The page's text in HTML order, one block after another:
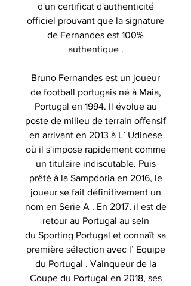
d'un certificat d'authenticité
officiel prouvant que la signature
de Fernandes est 100%
authentique .
Bruno Fernandes est un joueur
de football portugais né à Maia,
Portugal en 1994. Il évolue au
poste de milieu de terrain offensif
en arrivant en 2013 à L’ Udinese
où il s'impose rapidement comme
un titulaire indiscutable. Puis
prêté à la Sampdoria en 2016, le
joueur se fait définitivement un
nom en Serie A . En 2017, il est de
retour au Portugal au sein
du Sporting Portugal et connaît sa
première sélection avec l’ Equipe
du Portugal . Vainqueur de la
Coupe du Portugal en 2018, ses